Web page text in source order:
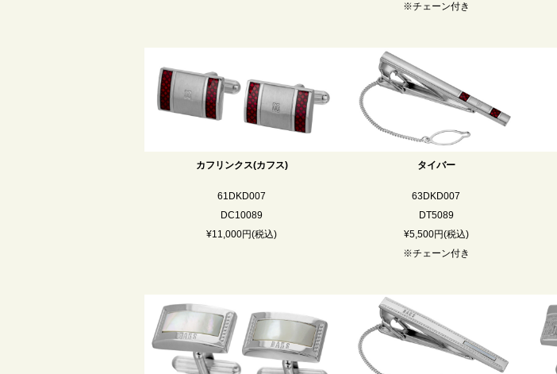
※チェーン付き
カフリンクス(カフス)
61DKD007
DC10089
¥11,000円(税込)
タイバー
63DKD007
DT5089
¥5,500円(税込)
※チェーン付き